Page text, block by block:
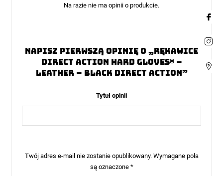
Na razie nie ma opinii o produkcie.
Napisz pierwszą opinię o „Rękawice
Direct Action Hard Gloves® –
Leather – Black Direct Action”
Tytuł opinii
Twój adres e-mail nie zostanie opublikowany. Wymagane pola
są oznaczone *